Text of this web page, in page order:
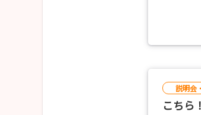
説明会
こちら！